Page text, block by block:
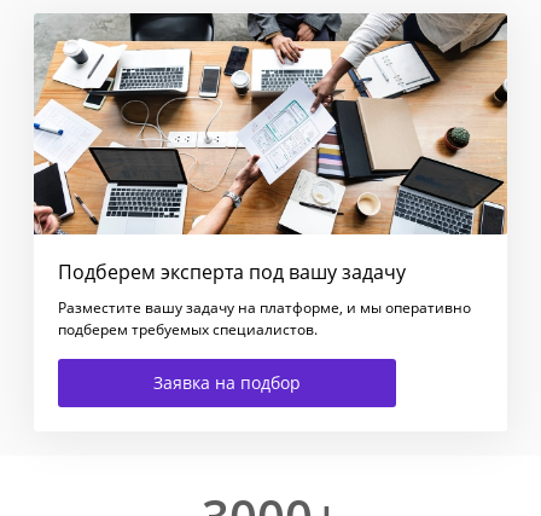
Подберем эксперта под вашу задачу
Разместите вашу задачу на платформе, и мы оперативно
подберем требуемых специалистов.
Заявка на подбор